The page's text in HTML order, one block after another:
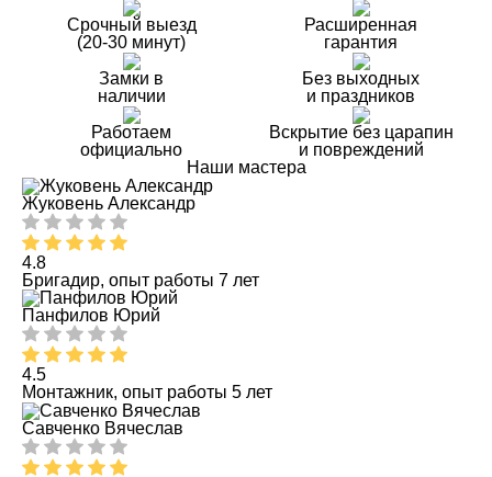
Срочный выезд
(20-30 минут)
Расширенная
гарантия
Замки в
наличии
Без выходных
и праздников
Работаем
официально
Вскрытие без царапин
и повреждений
Наши мастера
Жуковень Александр
4.8
Бригадир, опыт работы 7 лет
Панфилов Юрий
4.5
Монтажник, опыт работы 5 лет
Савченко Вячеслав